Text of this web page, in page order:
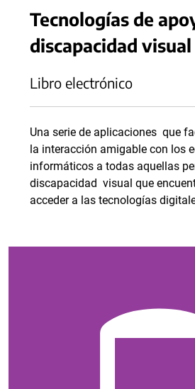
Tecnologías de
discapacidad visual
Libro electrónico
Una serie de aplicaciones que
la interacción amigable con los
informáticos a todas aquellas
discapacidad visual que
acceder a las tecnologías